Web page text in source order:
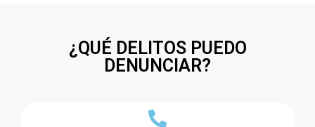
¿QUÉ DELITOS PUEDO
DENUNCIAR?